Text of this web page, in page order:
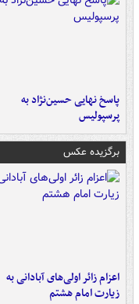
پاسخ نهایی حسین‌نژاد به
پرسپولیس
برگزیده عکس
اعزام زائر اولی‌های آبادانی به
زیارت امام هشتم